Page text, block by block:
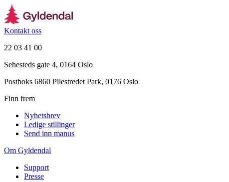
Kontakt oss
22 03 41 00
Sehesteds gate 4, 0164 Oslo
Postboks 6860 Pilestredet Park, 0176 Oslo
Finn frem
Nyhetsbrev
Ledige stillinger
Send inn manus
Om Gyldendal
Support
Presse